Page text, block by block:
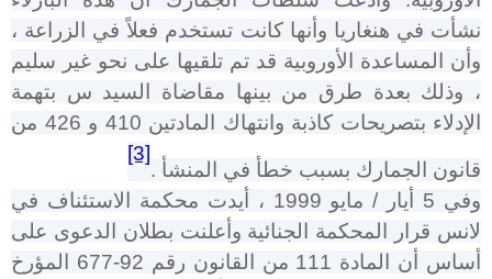
نشأت في هنغاريا وأنها كانت تستخدم فعلاً في الزراعة ،
وأن المساعدة الأوروبية قد تم تلقيها على نحو غير سليم
، وذلك بعدة طرق من بينها مقاضاة السيد س بتهمة
الإدلاء بتصريحات كاذبة وانتهاك المادتين 410 و 426 من
قانون الجمارك بسبب خطأ في المنشأ .
[3]
وفي 5 أيار / مايو 1999 ، أيدت محكمة الاستئناف في
لانس قرار المحكمة الجنائية وأعلنت بطلان الدعوى على
أساس أن المادة 111 من القانون رقم 92-677 المؤرخ